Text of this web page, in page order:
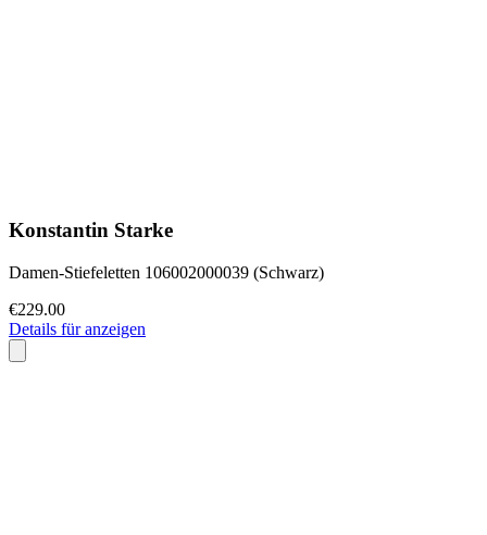
Konstantin Starke
Damen-Stiefeletten 106002000039 (Schwarz)
€229.00
Details für anzeigen